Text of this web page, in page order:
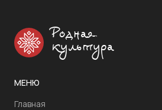
Родная
культура
МЕНЮ
Главная